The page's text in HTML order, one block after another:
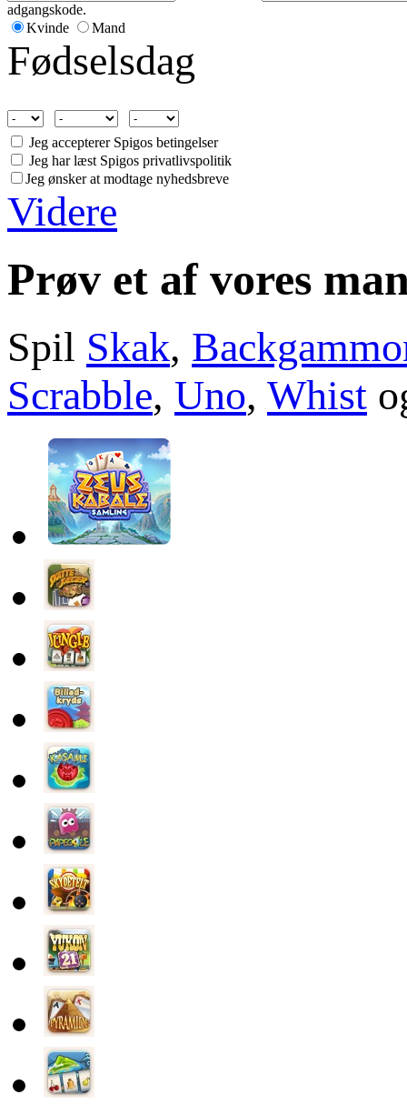
adgangskode.
Kvinde
Mand
Fødselsdag
Jeg accepterer Spigos betingelser
Jeg har læst Spigos privatlivspolitik
Jeg ønsker at modtage nyhedsbreve
Videre
Prøv et af vores
Spil Skak,
Scrabble, Uno, Whist